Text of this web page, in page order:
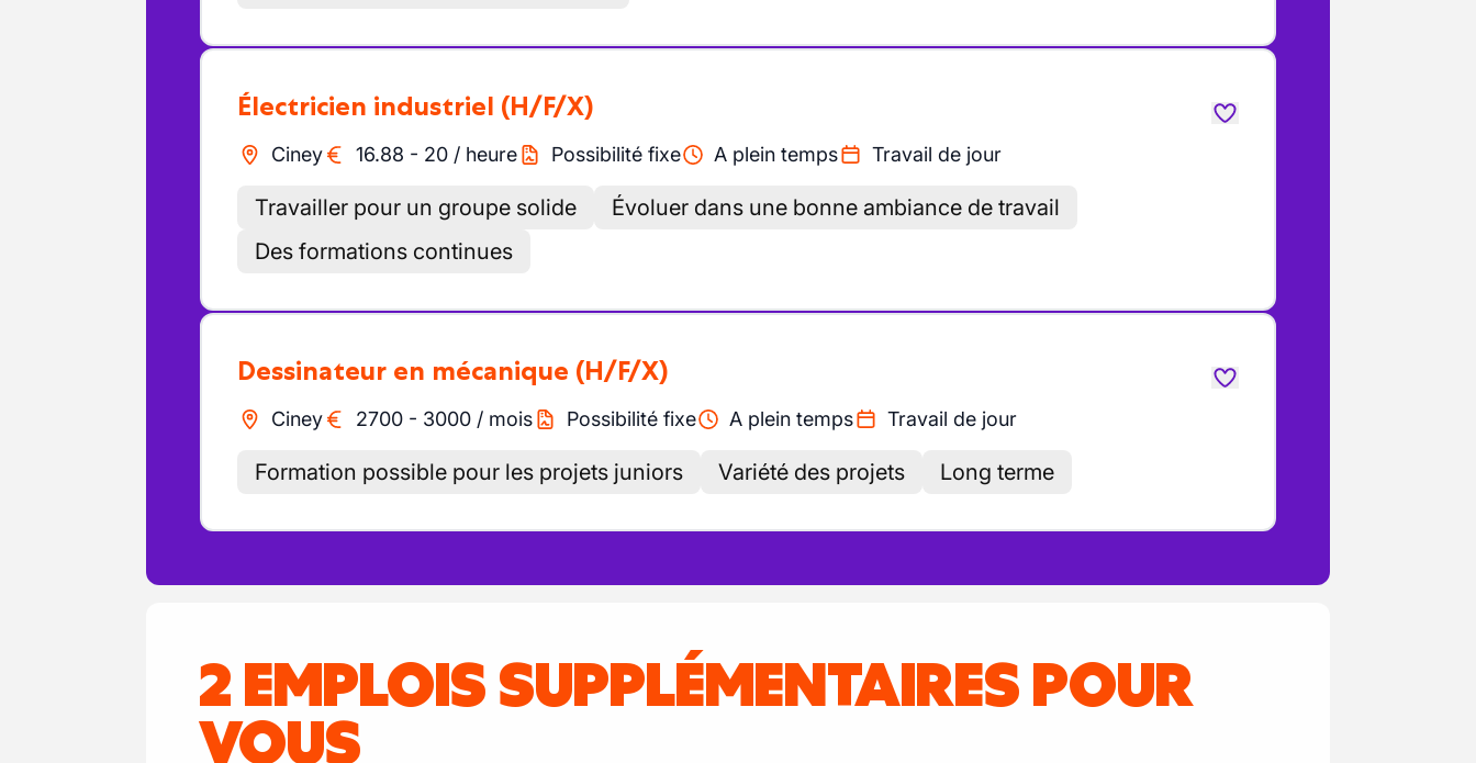
Électricien industriel (H/F/X)
Ciney 16.88 - 20 / heure Possibilité fixe A plein temps Travail de jour
Travailler pour un groupe solide
Évoluer dans une bonne ambiance de travail
Des formations continues
Dessinateur en mécanique (H/F/X)
Ciney 2700 - 3000 / mois Possibilité fixe A plein temps Travail de jour
Formation possible pour les projets juniors Variété des projets Long terme
2 EMPLOIS SUPPLÉMENTAIRES POUR
VOUS